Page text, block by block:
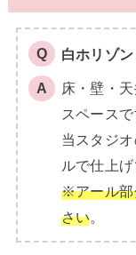
白ホリゾ
床・壁・
スペースで
当スタジ
ルで仕上げ
※アール部
さい。